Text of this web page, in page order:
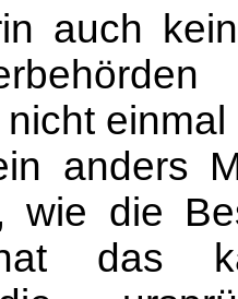
auch
anders
wie die
das